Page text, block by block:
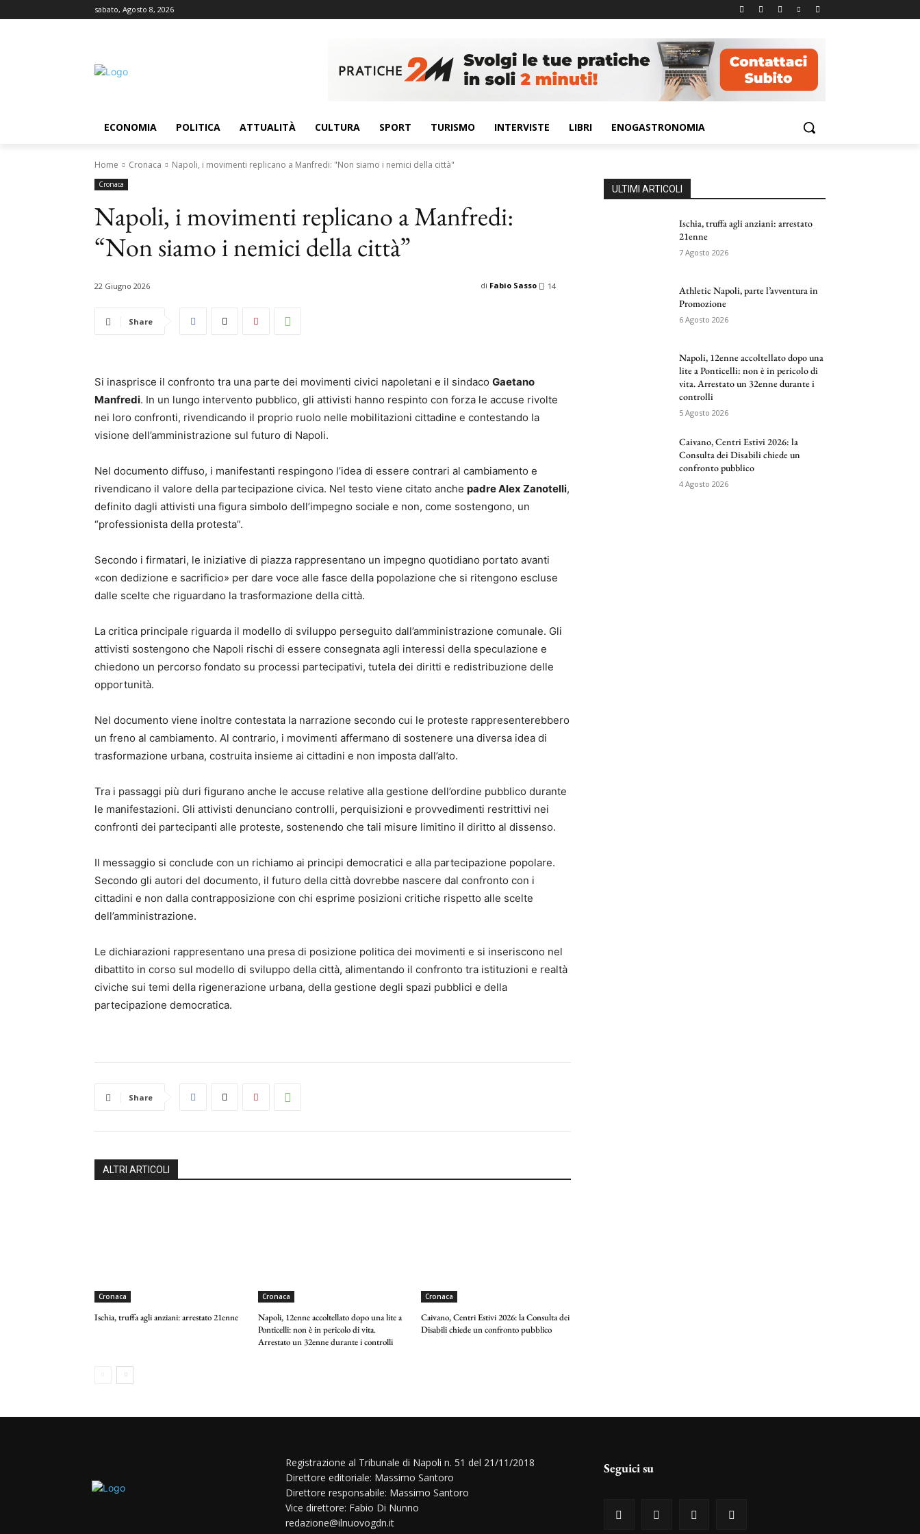
sabato, Agosto 8, 2026
ECONOMIA POLITICA ATTUALITÀ CULTURA SPORT TURISMO INTERVISTE LIBRI ENOGASTRONOMIA
Home Cronaca Napoli, i movimenti replicano a Manfredi: "Non siamo i nemici della città"
Cronaca
Napoli, i movimenti replicano a Manfredi:
“Non siamo i nemici della città”
22 Giugno 2026 14
di Fabio Sasso
Share
Si inasprisce il confronto tra una parte dei movimenti civici napoletani e il sindaco Gaetano
Manfredi. In un lungo intervento pubblico, gli attivisti hanno respinto con forza le accuse rivolte
nei loro confronti, rivendicando il proprio ruolo nelle mobilitazioni cittadine e contestando la
visione dell’amministrazione sul futuro di Napoli.
Nel documento diffuso, i manifestanti respingono l’idea di essere contrari al cambiamento e
rivendicano il valore della partecipazione civica. Nel testo viene citato anche padre Alex Zanotelli,
definito dagli attivisti una figura simbolo dell’impegno sociale e non, come sostengono, un
“professionista della protesta”.
Secondo i firmatari, le iniziative di piazza rappresentano un impegno quotidiano portato avanti
«con dedizione e sacrificio» per dare voce alle fasce della popolazione che si ritengono escluse
dalle scelte che riguardano la trasformazione della città.
La critica principale riguarda il modello di sviluppo perseguito dall’amministrazione comunale. Gli
attivisti sostengono che Napoli rischi di essere consegnata agli interessi della speculazione e
chiedono un percorso fondato su processi partecipativi, tutela dei diritti e redistribuzione delle
opportunità.
Nel documento viene inoltre contestata la narrazione secondo cui le proteste rappresenterebbero
un freno al cambiamento. Al contrario, i movimenti affermano di sostenere una diversa idea di
trasformazione urbana, costruita insieme ai cittadini e non imposta dall’alto.
Tra i passaggi più duri figurano anche le accuse relative alla gestione dell’ordine pubblico durante
le manifestazioni. Gli attivisti denunciano controlli, perquisizioni e provvedimenti restrittivi nei
confronti dei partecipanti alle proteste, sostenendo che tali misure limitino il diritto al dissenso.
Il messaggio si conclude con un richiamo ai principi democratici e alla partecipazione popolare.
Secondo gli autori del documento, il futuro della città dovrebbe nascere dal confronto con i
cittadini e non dalla contrapposizione con chi esprime posizioni critiche rispetto alle scelte
dell’amministrazione.
Le dichiarazioni rappresentano una presa di posizione politica dei movimenti e si inseriscono nel
dibattito in corso sul modello di sviluppo della città, alimentando il confronto tra istituzioni e realtà
civiche sui temi della rigenerazione urbana, della gestione degli spazi pubblici e della
partecipazione democratica.
Share
ALTRI ARTICOLI
Cronaca
Ischia, truffa agli anziani: arrestato 21enne
Cronaca
Napoli, 12enne accoltellato dopo una lite a
Ponticelli: non è in pericolo di vita.
Arrestato un 32enne durante i controlli
Cronaca
Caivano, Centri Estivi 2026: la Consulta dei
Disabili chiede un confronto pubblico
ULTIMI ARTICOLI
Ischia, truffa agli anziani: arrestato
21enne
7 Agosto 2026
Athletic Napoli, parte l’avventura in
Promozione
6 Agosto 2026
Napoli, 12enne accoltellato dopo una
lite a Ponticelli: non è in pericolo di
vita. Arrestato un 32enne durante i
controlli
5 Agosto 2026
Caivano, Centri Estivi 2026: la
Consulta dei Disabili chiede un
confronto pubblico
4 Agosto 2026
Registrazione al Tribunale di Napoli n. 51 del 21/11/2018
Direttore editoriale: Massimo Santoro
Direttore responsabile: Massimo Santoro
Vice direttore: Fabio Di Nunno
redazione@ilnuovogdn.it
Seguici su